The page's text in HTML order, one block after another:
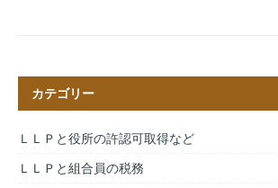
カテゴリー
ＬＬＰと役所の許認可取得など
ＬＬＰと組合員の税務